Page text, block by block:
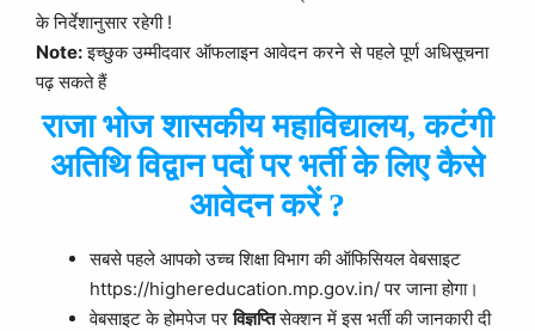
के निर्देशानुसार रहेगी !
Note:इच्छुक उम्मीदवार ऑफलाइन आवेदन करने से पहले पूर्ण अधिसूचना
पढ़ सकते हैं
राजा भोज शासकीय महाविद्यालय, कटंगी
अतिथि विद्वान पदों पर भर्ती के लिए कैसे
आवेदन करें ?
सबसे पहले आपको उच्च शिक्षा विभाग की ऑफिसियल वेबसाइट
https://highereducation.mp.gov.in/ पर जाना होगा।
वेबसाइट के होमपेज परविज्ञप्तिसेक्शन में इस भर्ती की जानकारी दी